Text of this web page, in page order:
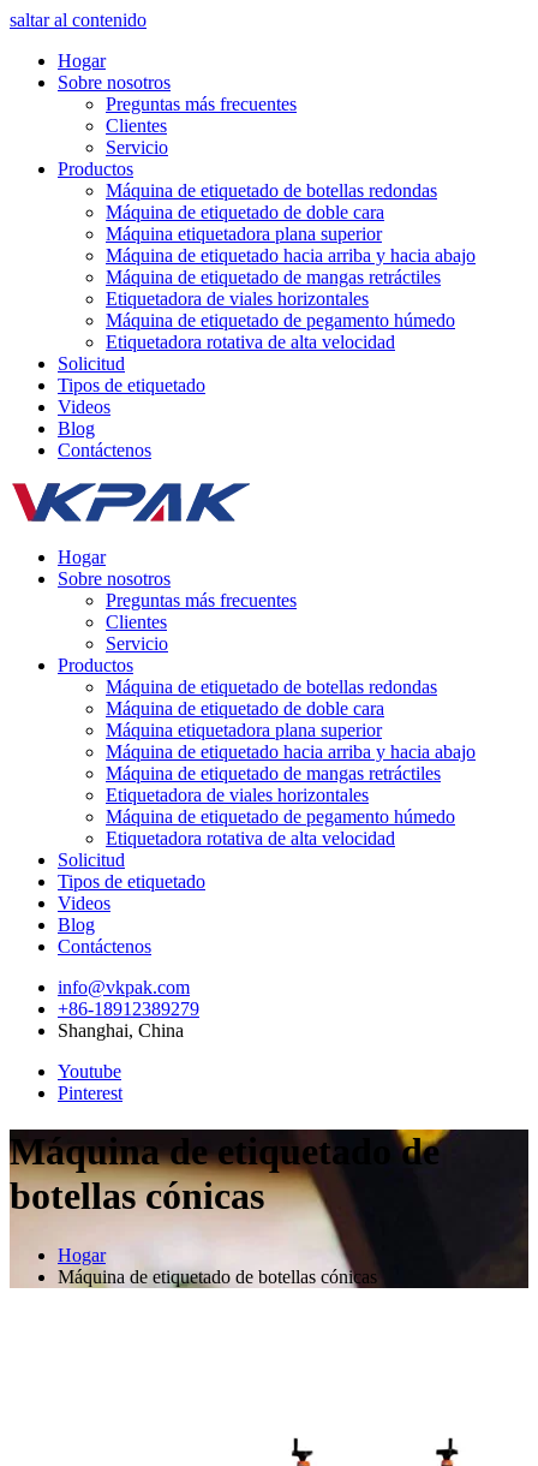
saltar al contenido
Hogar
Sobre nosotros
Preguntas más frecuentes
Clientes
Servicio
Productos
Máquina de etiquetado de botellas redondas
Máquina de etiquetado de doble cara
Máquina etiquetadora plana superior
Máquina de etiquetado hacia arriba y hacia abajo
Máquina de etiquetado de mangas retráctiles
Etiquetadora de viales horizontales
Máquina de etiquetado de pegamento húmedo
Etiquetadora rotativa de alta velocidad
Solicitud
Tipos de etiquetado
Videos
Blog
Contáctenos
Hogar
Sobre nosotros
Preguntas más frecuentes
Clientes
Servicio
Productos
Máquina de etiquetado de botellas redondas
Máquina de etiquetado de doble cara
Máquina etiquetadora plana superior
Máquina de etiquetado hacia arriba y hacia abajo
Máquina de etiquetado de mangas retráctiles
Etiquetadora de viales horizontales
Máquina de etiquetado de pegamento húmedo
Etiquetadora rotativa de alta velocidad
Solicitud
Tipos de etiquetado
Videos
Blog
Contáctenos
info@vkpak.com
+86-18912389279
Shanghai, China
Youtube
Pinterest
Máquina de etiquetado de
botellas cónicas
Hogar
Máquina de etiquetado de botellas cónicas